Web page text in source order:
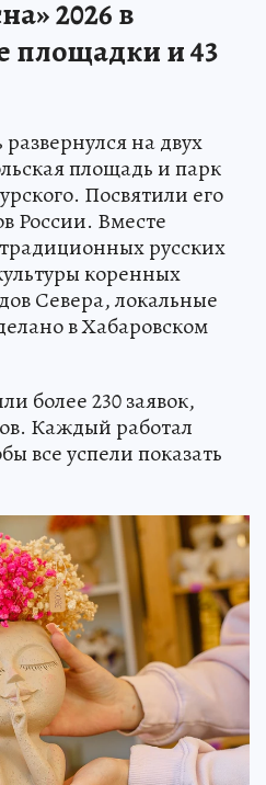
2026 в
площадки и 43
на двух
площадь и парк
Посвятили его
России. Вместе
русских
коренных
Севера, локальные
в Хабаровском
более 230 заявок,
Каждый работал
все успели показать